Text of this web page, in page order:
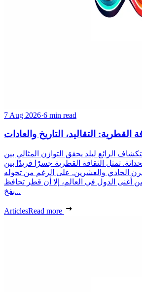
7 Aug 2026·6 min read
القطرية: التقاليد، التاريخ والعادات
الرائع لبلد يحقق التوازن المثالي بين
تمثل الثقافة القطرية جسرًا فريدًا بين
الحادي والعشرين. على الرغم من تحوله
أغنى الدول في العالم، إلا أن قطر تحافظ
بفخ...
ArticlesRead more